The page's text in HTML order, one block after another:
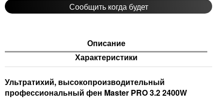
Сообщить когда будет
Описание
Характеристики
Ультратихий, высокопроизводительный
профессиональный фен Master PRO 3.2 2400W